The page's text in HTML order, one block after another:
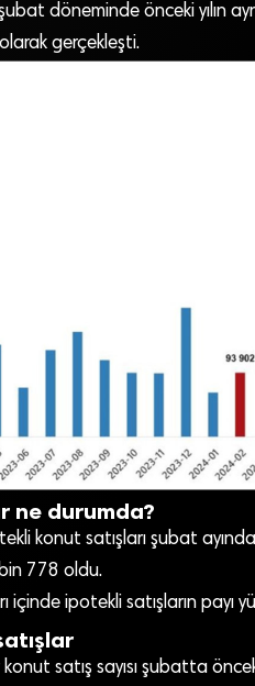
döneminde önceki yılın
gerçekleşti.
ne durumda?
konut satışları şubat
778 oldu.
içinde ipotekli satışların payı
konut satış sayısı şubatta